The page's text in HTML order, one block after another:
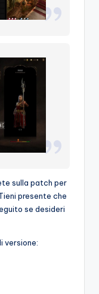
sulla patch per
presente che
se desideri
versione: